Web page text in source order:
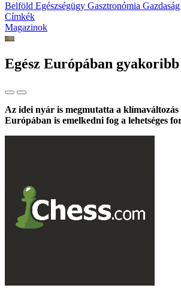
Belföld Egészségügy Gasztronómia Gazdaság
Címkék
Magazinok
Egész Európában
Az idei nyár is megmutatta a
Európában is emelkedni fog a lehetséges